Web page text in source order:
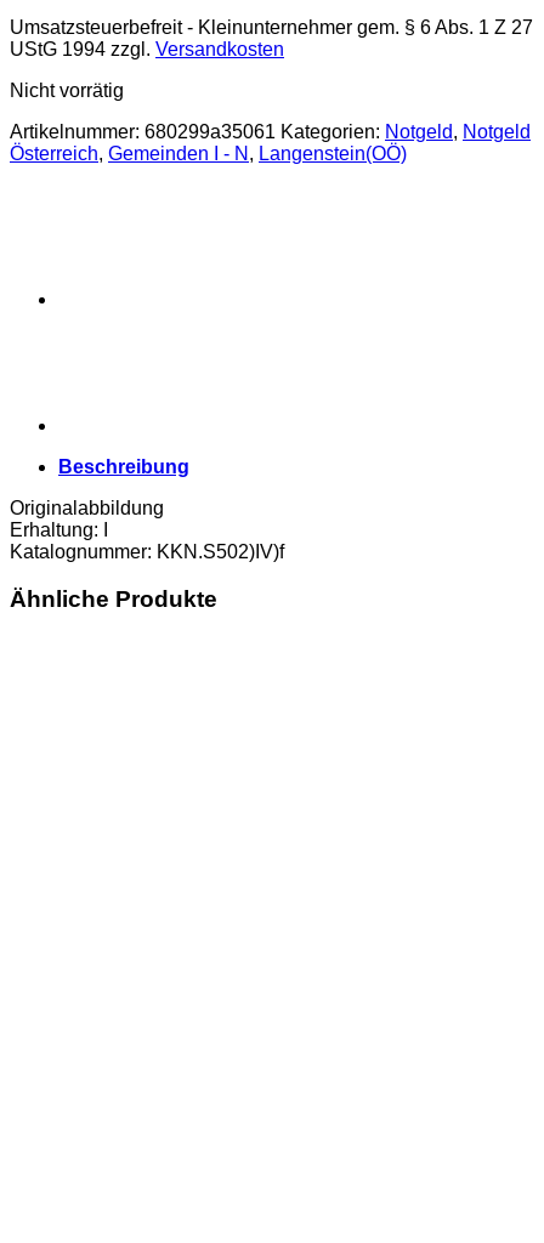
Umsatzsteuerbefreit - Kleinunternehmer gem. § 6 Abs. 1 Z 27
UStG 1994 zzgl. Versandkosten
Nicht vorrätig
Artikelnummer: 680299a35061 Kategorien: Notgeld, Notgeld
Österreich, Gemeinden I - N , Langenstein(OÖ)
Beschreibung
Originalabbildung
Erhaltung: I
Katalognummer: KKN.S502)IV)f
Ähnliche Produkte